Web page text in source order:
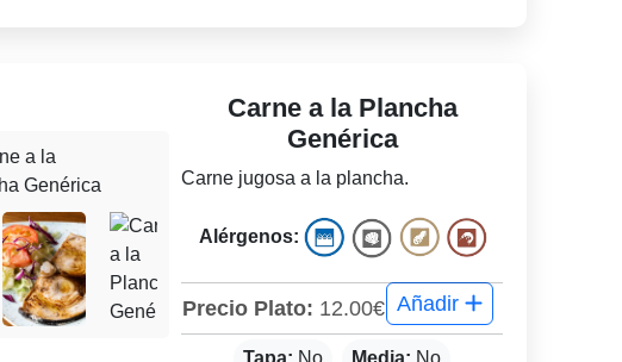
Carne a la Plancha
Genérica
Carne jugosa a la plancha.
Alérgenos:
Añadir
Precio Plato: 12.00€